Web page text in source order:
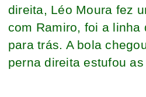
direita, Léo Moura fez
com Ramiro, foi a linha
para trás. A bola
perna direita estufou as